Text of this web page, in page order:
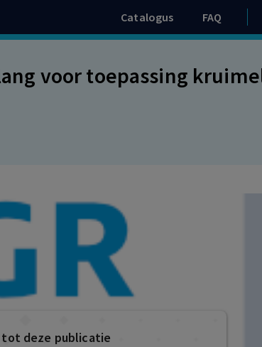
Catalogus FAQ
voor toepassing
deze publicatie